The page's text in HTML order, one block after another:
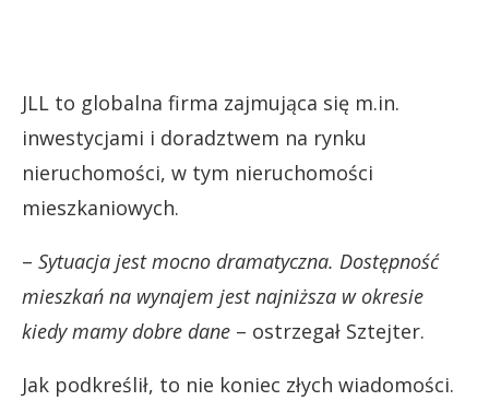
JLL to globalna firma zajmująca się m.in.
inwestycjami i doradztwem na rynku
nieruchomości, w tym nieruchomości
mieszkaniowych.
– Sytuacja jest mocno dramatyczna. Dostępność
mieszkań na wynajem jest najniższa w okresie
kiedy mamy dobre dane – ostrzegał Sztejter.
Jak podkreślił, to nie koniec złych wiadomości.